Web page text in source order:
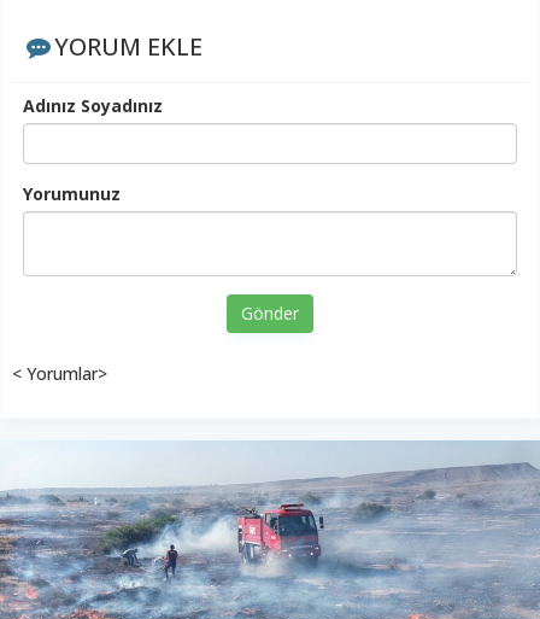
YORUM EKLE
Adınız Soyadınız
Yorumunuz
Gönder
< Yorumlar>